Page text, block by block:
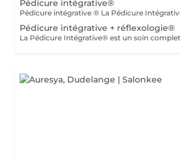
Pédicure intégrative®
Pédicure intégrative + réflexologie®